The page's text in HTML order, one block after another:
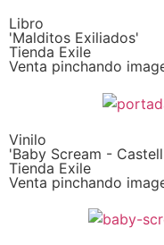
Libro
'Malditos Exiliados'
Tienda Exile
Venta pinchando
Vinilo
'Baby Scream -
Tienda Exile
Venta pinchando